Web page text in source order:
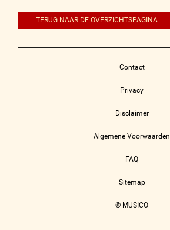
TERUG NAAR DE OVERZICHTSPAGINA
Contact
Privacy
Disclaimer
Algemene Voorwaarden
FAQ
Sitemap
© MUSICO